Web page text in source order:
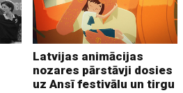
Latvijas animācijas
nozares pārstāvji dosies
uz Ansī festivālu un tirgu